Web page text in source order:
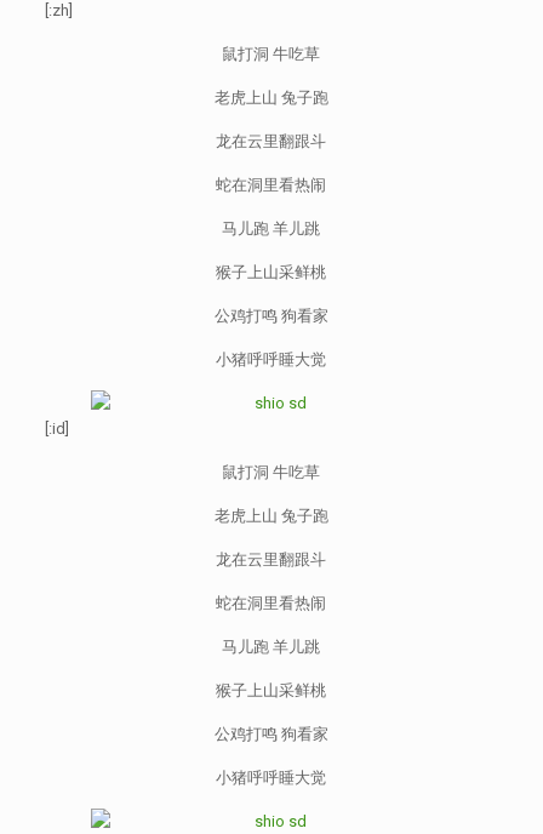
[:zh]
鼠打洞 牛吃草
老虎上山 兔子跑
龙在云里翻跟斗
蛇在洞里看热闹
马儿跑 羊儿跳
猴子上山采鲜桃
公鸡打鸣 狗看家
小猪呼呼睡大觉
[:id]
鼠打洞 牛吃草
老虎上山 兔子跑
龙在云里翻跟斗
蛇在洞里看热闹
马儿跑 羊儿跳
猴子上山采鲜桃
公鸡打鸣 狗看家
小猪呼呼睡大觉